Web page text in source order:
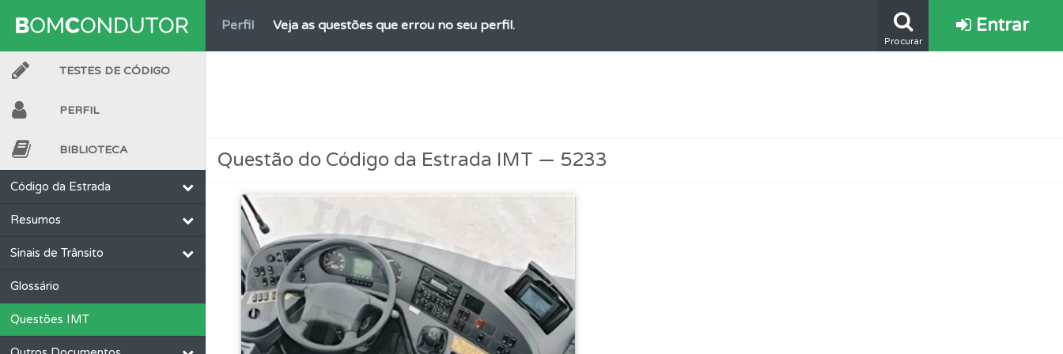
Perfil Veja as questões que errou no seu perfil.
Testes Veja o nível de dificuldade do teste quando o termina.
Questões Consulte as explicações das questões para esclarecimentos adicionais.
Testes O teste "Novas" apresenta-lhe questões a que ainda não respondeu.
Procurar
Entrar
TESTES DE CÓDIGO
PERFIL
BIBLIOTECA
Código da Estrada
Resumos
Sinais de Trânsito
Glossário
Questões IMT
Questão do Código da Estrada IMT — 5233